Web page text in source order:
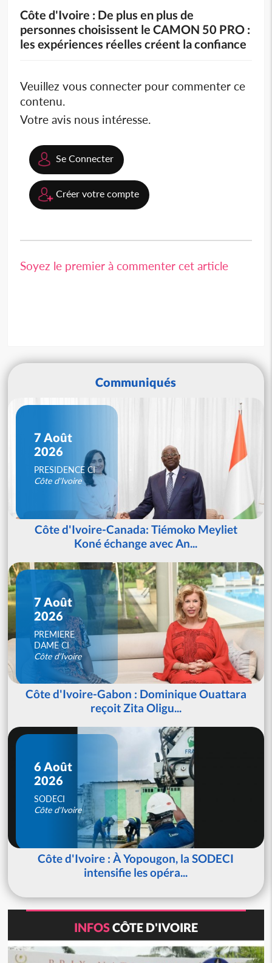
Côte d'Ivoire : De plus en plus de
personnes choisissent le CAMON 50 PRO :
les expériences réelles créent la confiance
Veuillez vous connecter pour commenter ce
contenu.
Votre avis nous intéresse.
Se Connecter
Créer votre compte
Soyez le premier à commenter cet article
Communiqués
7 Août
2026
PRESIDENCE CI
Côte d'Ivoire
Côte d'Ivoire-Canada: Tiémoko Meyliet
Koné échange avec An...
7 Août
2026
PREMIERE
DAME CI
Côte d'Ivoire
Côte d'Ivoire-Gabon : Dominique Ouattara
reçoit Zita Oligu...
6 Août
2026
SODECI
Côte d'Ivoire
Côte d'Ivoire : À Yopougon, la SODECI
intensifie les opéra...
INFOSCÔTE D'IVOIRE